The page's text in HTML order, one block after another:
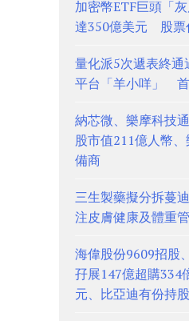
加密幣ETF巨頭「
達350億美元 股票
量化派5次遞表終
平台「羊小咩」
納芯微、樂摩科技
股市值211億人幣
備商
三生製藥擬分拆蔓
注皮膚健康及體重
海偉股份9609招股
孖展147億超購
元、比亞迪有份持股